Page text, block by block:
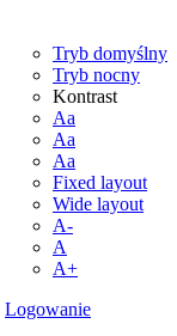
Tryb domyślny
Tryb nocny
Kontrast
Aa
Aa
Aa
Fixed layout
Wide layout
A-
A
A+
Logowanie